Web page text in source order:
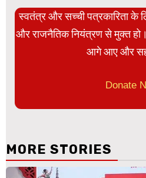
स्वतंत्र और सच्ची पत्रकारिता के
और राजनैतिक नियंत्रण से मुक्त
आगे आए और
Donate
MORE STORIES